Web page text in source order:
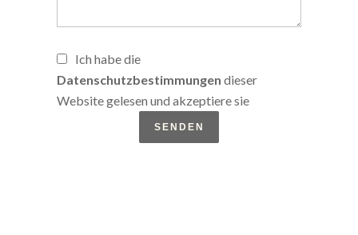
Ich habe die
Datenschutzbestimmungen dieser
Website gelesen und akzeptiere sie
SENDEN